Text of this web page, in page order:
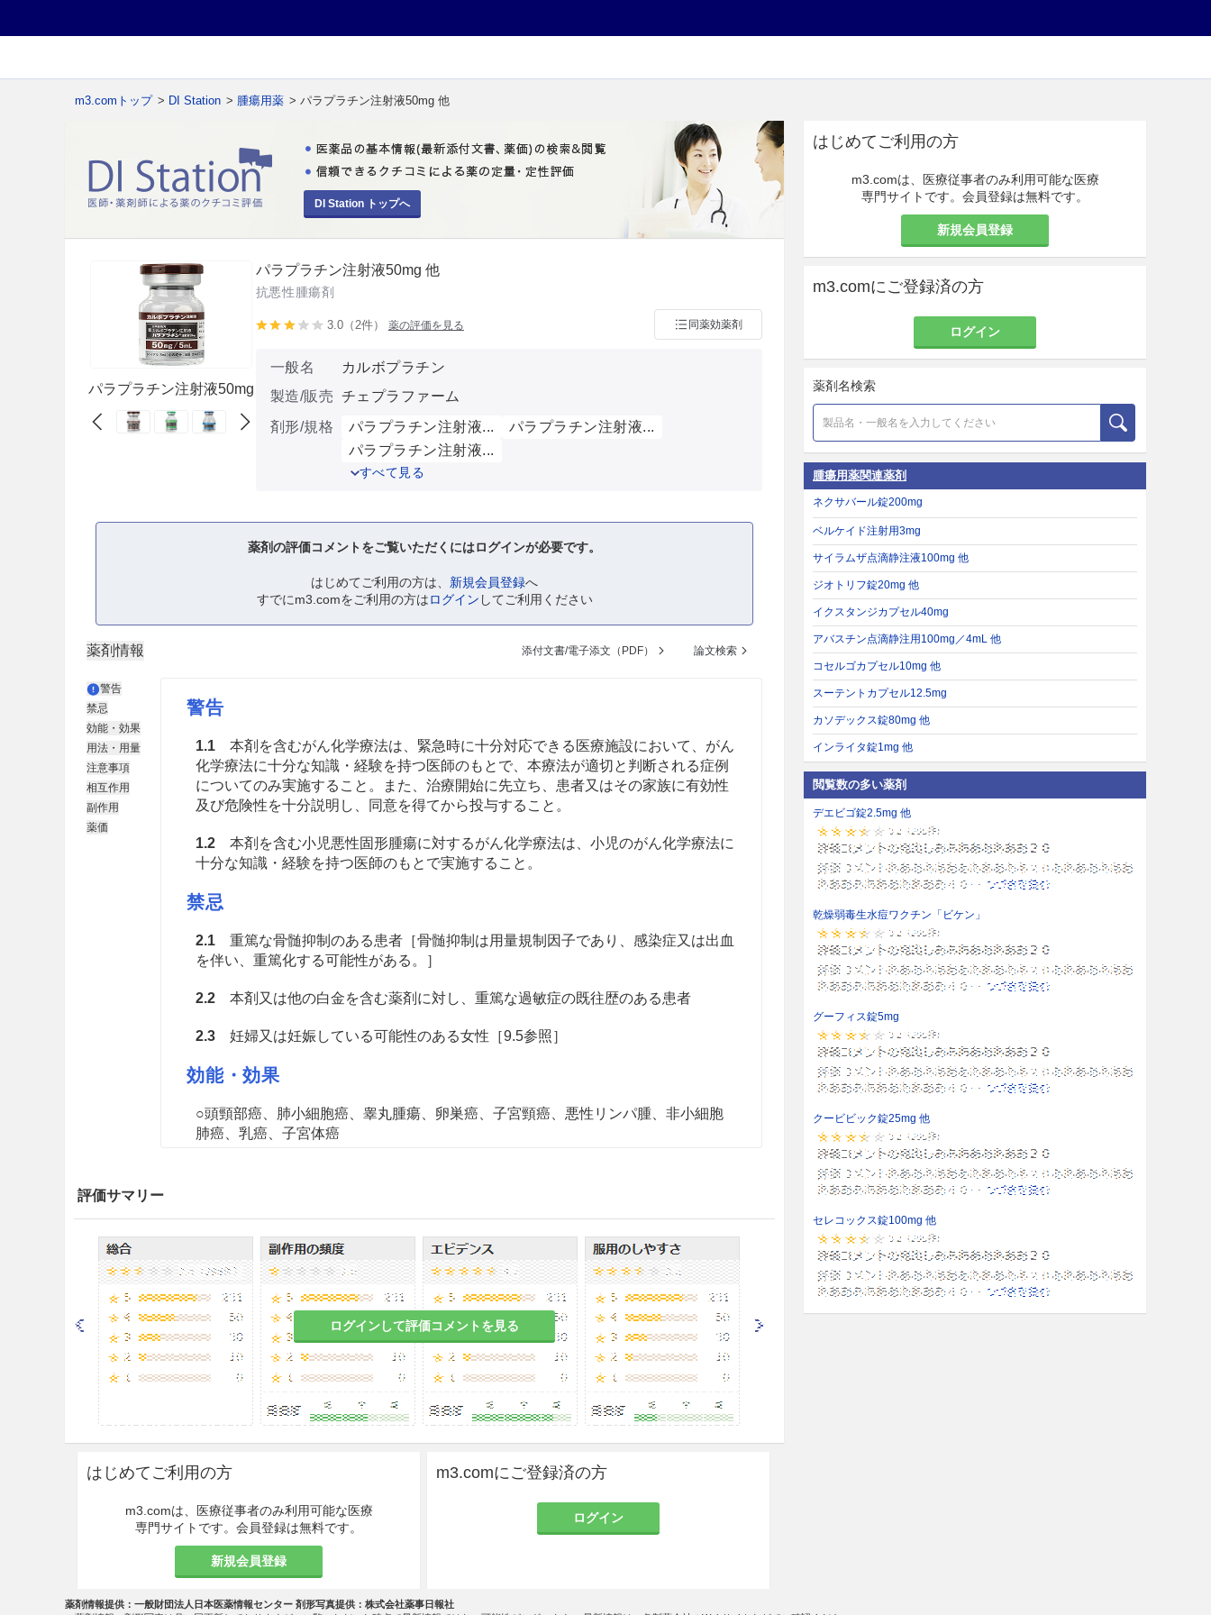
m3.comトップ > DI Station > 腫瘍用薬 > パラプラチン注射液50mg 他
DI Station トップへ
パラプラチン注射液50mg
パラプラチン注射液50mg 他
抗悪性腫瘍剤
3.0（2件） 薬の評価を見る 同薬効薬剤
一般名
カルボプラチン
製造/販売 チェプラファーム
剤形/規格
パラプラチン注射液...
パラプラチン注射液...
パラプラチン注射液...
すべて見る
薬剤の評価コメントをご覧いただくにはログインが必要です。
はじめてご利用の方は、 新規会員登録へ
すでにm3.comをご利用の方はログイン してご利用ください
薬剤情報 添付文書/電子添文（PDF） 論文検索
警告
禁忌
効能・効果
用法・用量
注意事項
相互作用
副作用
薬価
警告
1.1本剤を含むがん化学療法は、緊急時に十分対応できる医療施設において、がん
化学療法に十分な知識・経験を持つ医師のもとで、本療法が適切と判断される症例
についてのみ実施すること。また、治療開始に先立ち、患者又はその家族に有効性
及び危険性を十分説明し、同意を得てから投与すること。
1.2本剤を含む小児悪性固形腫瘍に対するがん化学療法は、小児のがん化学療法に
十分な知識・経験を持つ医師のもとで実施すること。
禁忌
2.1重篤な骨髄抑制のある患者［骨髄抑制は用量規制因子であり、感染症又は出血
を伴い、重篤化する可能性がある。］
2.2本剤又は他の白金を含む薬剤に対し、重篤な過敏症の既往歴のある患者
2.3妊婦又は妊娠している可能性のある女性［9.5参照］
効能・効果
○頭頸部癌、肺小細胞癌、睾丸腫瘍、卵巣癌、子宮頸癌、悪性リンパ腫、非小細胞
肺癌、乳癌、子宮体癌
用法・容量
＜頭頸部癌、肺小細胞癌、睾丸腫瘍、卵巣癌、子宮頸癌、悪性リンパ腫、非小細胞
肺癌＞
通常、成人にはカルボプラチンとして、1日1回300〜400mg/m
（体表面積）を投
与し、少なくとも4週間休薬する。これを1クールとし、投与を繰り返す。なお、
投与量は、年齢、疾患、症状により適宜増減する。
＜乳癌＞
(1)トラスツズマブ（遺伝子組換え）及びタキサン系抗悪性腫瘍剤との併用におい
て、通常、成人にはカルボプラチンとして、1日1回300〜400mg/m 2 （体表面積）
を投与し、少なくとも3週間休薬する。これを1クールとし、投与を繰り返す。な
お、投与量は、患者の状態により適宜減ずる。
(2)PD-L1陽性のホルモン受容体陰性かつHER2陰性の手術不能又は再発乳癌に対す
るペムブロリズマブ（遺伝子組換え）及びゲムシタビン塩酸塩との併用におい
評価サマリー
ログインして評価コメントを見る
はじめてご利用の方
m3.comは、医療従事者のみ利用可能な医療
専門サイトです。会員登録は無料です。
新規会員登録
m3.comにご登録済の方
ログイン
はじめてご利用の方
m3.comは、医療従事者のみ利用可能な医療
専門サイトです。会員登録は無料です。
新規会員登録
m3.comにご登録済の方
ログイン
薬剤名検索
腫瘍用薬関連薬剤
ネクサバール錠200mg
ベルケイド注射用3mg
サイラムザ点滴静注液100mg 他
ジオトリフ錠20mg 他
イクスタンジカプセル40mg
アバスチン点滴静注用100mg／4mL 他
コセルゴカプセル10mg 他
スーテントカプセル12.5mg
カソデックス錠80mg 他
インライタ錠1mg 他
閲覧数の多い薬剤
デエビゴ錠2.5mg 他
乾燥弱毒生水痘ワクチン「ビケン」
グーフィス錠5mg
クービビック錠25mg 他
セレコックス錠100mg 他
薬剤情報提供：一般財団法人日本医薬情報センター 剤形写真提供：株式会社薬事日報社